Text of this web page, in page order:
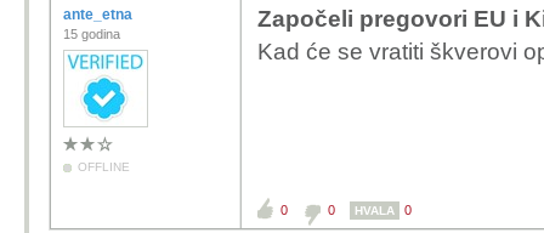
ante_etna
15 godina
OFFLINE
Započeli pregovori EU i
Kad će se vratiti škverovi
0 0 HVALA 0